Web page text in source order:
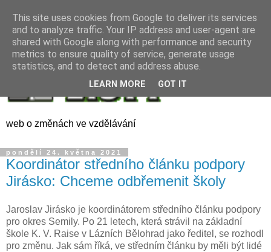
web o změnách ve vzdělávání
pondělí 24. května 2021
Koordinátor středního článku podpory
Jirásko: Chceme odbřemenit školy
Jaroslav Jirásko je koordinátorem středního článku podpory
pro okres Semily. Po 21 letech, která strávil na základní
škole K. V. Raise v Lázních Bělohrad jako ředitel, se rozhodl
pro změnu. Jak sám říká, ve středním článku by měli být lidé
This site uses cookies from Google to deliver its services
and to analyze traffic. Your IP address and user-agent are
shared with Google along with performance and security
metrics to ensure quality of service, generate usage
statistics, and to detect and address abuse.
LEARN MORE GOT IT